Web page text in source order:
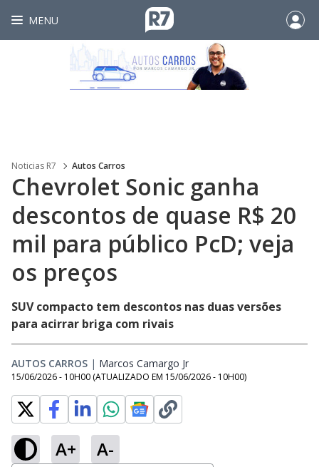
MENU
Noticias R7 Autos Carros
Chevrolet Sonic ganha
descontos de quase R$ 20
mil para público PcD; veja
os preços
SUV compacto tem descontos nas duas versões
para acirrar briga com rivais
AUTOS CARROS | Marcos Camargo Jr
15/06/2026 - 10H00 (ATUALIZADO EM 15/06/2026 - 10H00)
A+ A-